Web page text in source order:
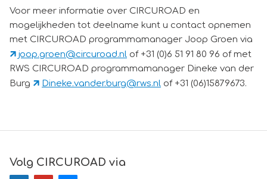
Voor meer informatie over CIRCUROAD en
mogelijkheden tot deelname kunt u contact opnemen
met CIRCUROAD programmamanager Joop Groen via
joop.groen@circuroad.nl of +31 (0)6 51 91 80 96 of met
RWS CIRCUROAD programmamanager Dineke van der
Burg
Dineke.vander.burg@rws.nl of +31 (06)15879673.
Volg CIRCUROAD via